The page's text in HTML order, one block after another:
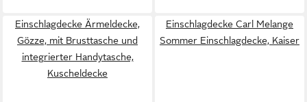
Einschlagdecke Ärmeldecke,
Gözze, mit Brusttasche und
integrierter Handytasche,
Kuscheldecke
Einschlagdecke Carl Melange
Sommer Einschlagdecke, Kaiser